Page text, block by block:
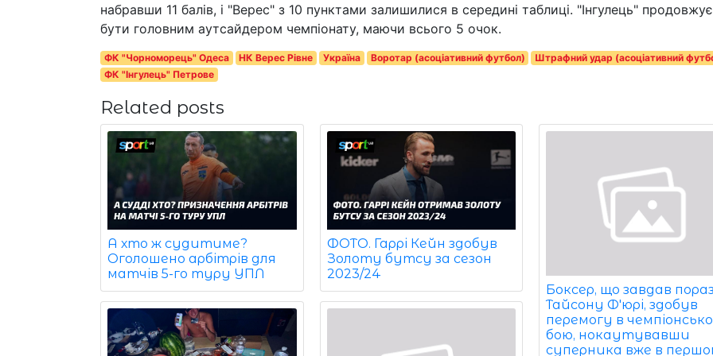
набравши 11 балів, і "Верес" з 10 пунктами залишилися в середині таблиці. "Інгулець" продовжує
бути головним аутсайдером чемпіонату, маючи всього 5 очок.
ФК "Чорноморець" Одеса НК Верес Рівне Україна Воротар (асоціативний футбол)
Штрафний удар (асоціативний
ФК "Інгулець" Петрове
Related posts
А хто ж судитиме?
Оголошено арбітрів для
матчів 5-го туру УПЛ
ФОТО. Гаррі Кейн здобув
Золоту бутсу за сезон
2023/24
Боксер, що завдав
Тайсону Ф'юрі, здобув
перемогу в
бою, нокаутувавши
суперника вже в